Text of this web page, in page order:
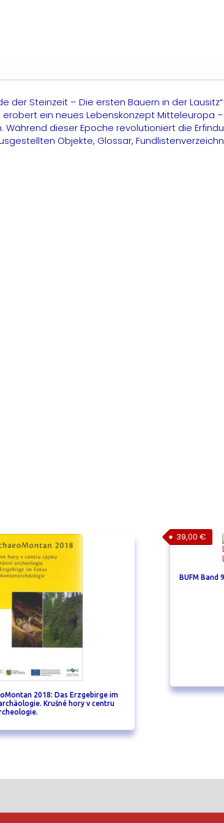
der Steinzeit – Die ersten Bauern in der
ein neues Lebenskonzept
dieser Epoche revolutioniert die
Objekte, Glossar,
2018: Das Erzgebirge im
Krušné hory v centru
BUFM Band
39,00€